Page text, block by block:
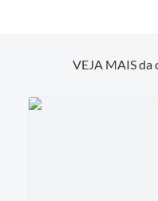
VEJA MAIS da